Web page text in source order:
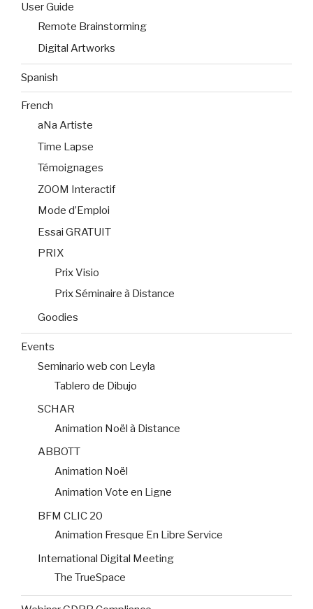
User Guide
Remote Brainstorming
Digital Artworks
Spanish
French
aNa Artiste
Time Lapse
Témoignages
ZOOM Interactif
Mode d’Emploi
Essai GRATUIT
PRIX
Prix Visio
Prix Séminaire à Distance
Goodies
Events
Seminario web con Leyla
Tablero de Dibujo
SCHAR
Animation Noël à Distance
ABBOTT
Animation Noël
Animation Vote en Ligne
BFM CLIC 20
Animation Fresque En Libre Service
International Digital Meeting
The TrueSpace